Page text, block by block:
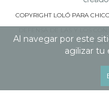
Al navegar por este
agilizar tu
COPYRIGHT LOLÓ PARA
BOTÓN